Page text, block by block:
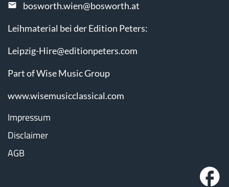
bosworth.wien@bosworth.at
Leihmaterial bei der Edition Peters:
Leipzig-Hire@editionpeters.com
Part of Wise Music Group
www.wisemusicclassical.com
Impressum
Disclaimer
AGB